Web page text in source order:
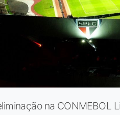
na CONMEBOL